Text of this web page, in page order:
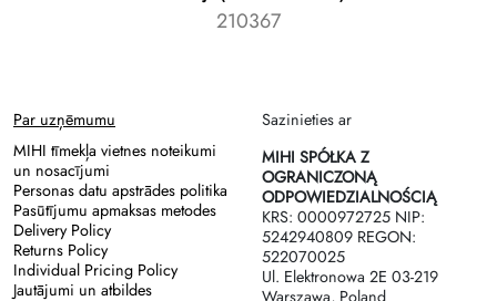
210367
Par uzņēmumu
MIHI tīmekļa vietnes noteikumi
un nosacījumi
Personas datu apstrādes politika
Pasūtījumu apmaksas metodes
Delivery Policy
Returns Policy
Individual Pricing Policy
Jautājumi un atbildes
Sazinieties ar
MIHI SPÓŁKA Z
OGRANICZONĄ
ODPOWIEDZIALNOŚCIĄ
KRS: 0000972725 NIP:
5242940809 REGON:
522070025
Ul. Elektronowa 2Е 03-219